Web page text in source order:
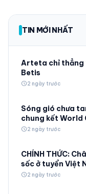
TIN MỚI NHẤT
Arteta chỉ thẳng
Betis
schedule2 ngày trước
Sóng gió chưa
chung kết World
schedule2 ngày trước
CHÍNH THỨC:
sốc ở tuyển Việt
schedule2 ngày trước